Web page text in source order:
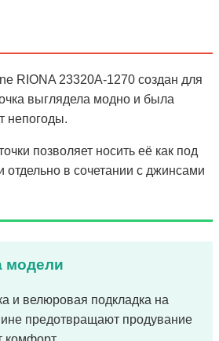
RIONA 23320A-1270 создан для
выглядела модно и была
непогоды.
позволяет носить её как под
отдельно в сочетании с джинсами
модели
и велюровая подкладка на
предотвращают продувание